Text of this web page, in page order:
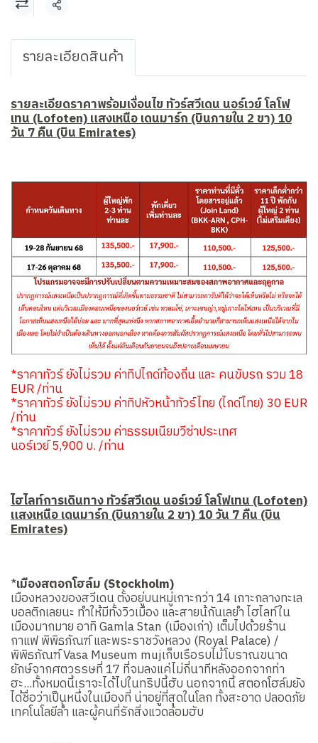
แชร์
รายละเอียดสินค้า
รายละเอียดราคาพร้อมเงื่อนไข ทัวร์สวีเดน นอร์เวย์ โลโฟ
เทน (Lofoten) แสงเหนือ เดนมาร์ก (บินภายใน 2 ขา) 10
วัน 7 คืน (บิน Emirates)
*ราคาทัวร์ ยังไม่รวม ค่าทิปไกด์ท้องถิ่น และ คนขับรถ รวม 18
EUR /ท่าน
*ราคาทัวร์ ยังไม่รวม ค่าทิปหัวหน้าทัวร์ไทย (ไกด์ไทย) 30 EUR
/ท่าน
*ราคาทัวร์ ยังไม่รวม ค่าธรรมเนียมวีซ่าประเทศ
นอร์เวย์ 5,900 บ. /ท่าน
ไฮไลท์การเดินทาง ทัวร์สวีเดน นอร์เวย์ โลโฟเทน (Lofoten)
แสงเหนือ เดนมาร์ก (บินภายใน 2 ขา) 10 วัน 7 คืน (บิน
Emirates)
*เมืองสตอกโฮล์ม (Stockholm)
เมืองหลวงของสวีเดน ตั้งอยู่บนหมู่เกาะกว่า 14 เกาะกลางทะเล
บอลติกเลยนะ ทำให้มีทั้งวิวเมือง และสายน้กันเลยำ ไฮไลท์ใน
เมืองมากมาย อาทิ Gamla Stan (เมืองเก่า) เต็มไปด้วยร้าน
กาแฟ พิพิธภัณฑ์ และพระราชวังหลวง (Royal Palace) /
พิพิธภัณฑ์ Vasa Museum mujเก็บเรือรบไม้โบราณขนาด
ยักษ์จากศตวรรษที่ 17 ที่จมลงแค่ไม่กี่นาทีหลังออกจากท่า
ฮะ...ทั้งหมดนี้เราจะได้ไปในทริปนี้ฮับ นอกจากนี้ สตอกโฮล์มยัง
ได้ชื่อว่าเป็นหนึ่งในเมืองที่ น่าอยู่ที่สุดในโลก ทั้งสะอาด ปลอดภัย
เทคโนโลยีล้ำ และผู้คนที่รักสิ่งแวดล้อมฮับ